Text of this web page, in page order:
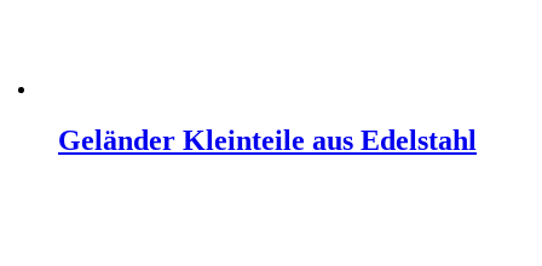
Geländer Kleinteile aus Edelstahl